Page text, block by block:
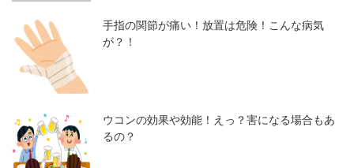
手指の関節が痛い！放置は危険！こんな病気
が？！
ウコンの効果や効能！えっ？害になる場合もあ
るの？